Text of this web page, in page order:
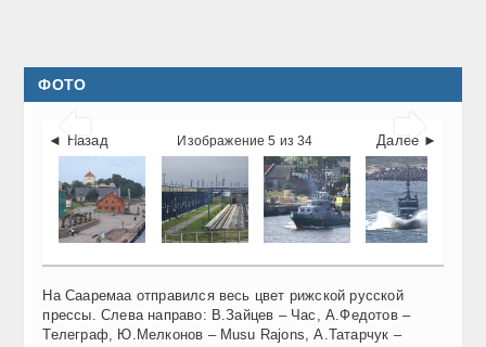
ФОТО
 
◄ Назад Далее ►
Изображение 5 из 34
На Сааремаа отправился весь цвет рижской русской
прессы. Слева направо: В.Зайцев – Час, А.Федотов –
Телеграф, Ю.Мелконов – Musu Rajons, А.Татарчук –